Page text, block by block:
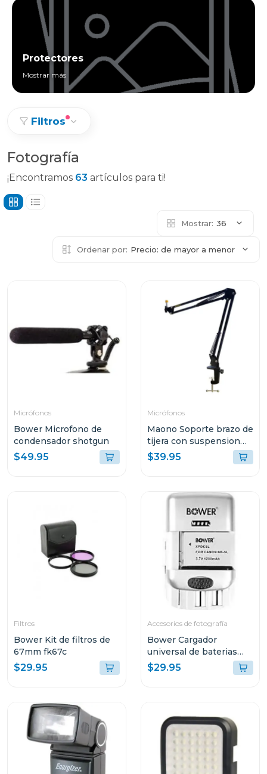
Protectores
Mostrar más
Filtros
Fotografía
¡Encontramos 63 artículos para ti!
Mostrar: 36
Ordenar por: Precio: de mayor a menor
Micrófonos
Bower Microfono de
condensador shotgun
$49.95
Micrófonos
Maono Soporte brazo de
tijera con suspension
para microfonos
$39.95
Filtros
Bower Kit de filtros de
67mm fk67c
$29.95
Accesorios de fotografía
Bower Cargador
universal de baterias
con funcion carga rapida
$29.95